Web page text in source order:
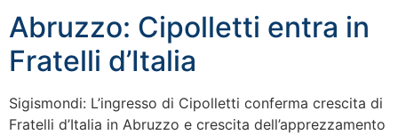
Abruzzo: Cipolletti entra in
Fratelli d’Italia
Sigismondi: L’ingresso di Cipolletti conferma crescita di
Fratelli d’Italia in Abruzzo e crescita dell’apprezzamento